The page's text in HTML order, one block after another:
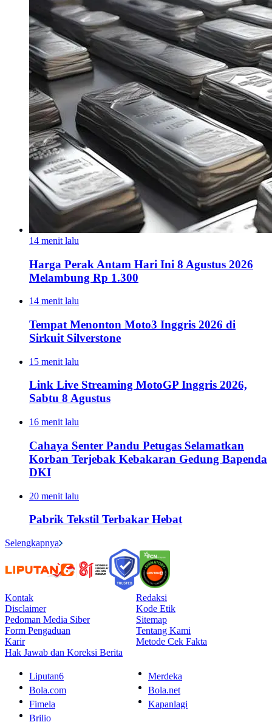
14 menit lalu
Harga Perak Antam Hari Ini 8 Agustus 2026
Melambung Rp 1.300
14 menit lalu
Tempat Menonton Moto3 Inggris 2026 di
Sirkuit Silverstone
15 menit lalu
Link Live Streaming MotoGP Inggris 2026,
Sabtu 8 Agustus
16 menit lalu
Cahaya Senter Pandu Petugas Selamatkan
Korban Terjebak Kebakaran Gedung Bapenda
DKI
20 menit lalu
Pabrik Tekstil Terbakar Hebat
Selengkapnya
Kontak
Redaksi
Disclaimer
Kode Etik
Pedoman Media Siber
Sitemap
Form Pengaduan
Tentang Kami
Karir
Metode Cek Fakta
Hak Jawab dan Koreksi Berita
Liputan6
Merdeka
Bola.com
Bola.net
Fimela
Kapanlagi
Brilio